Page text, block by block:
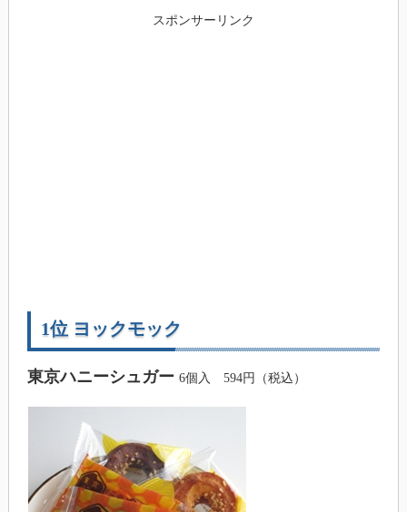
スポンサーリンク
1位 ヨックモック
東京ハニーシュガー 6個入 594円（税込）